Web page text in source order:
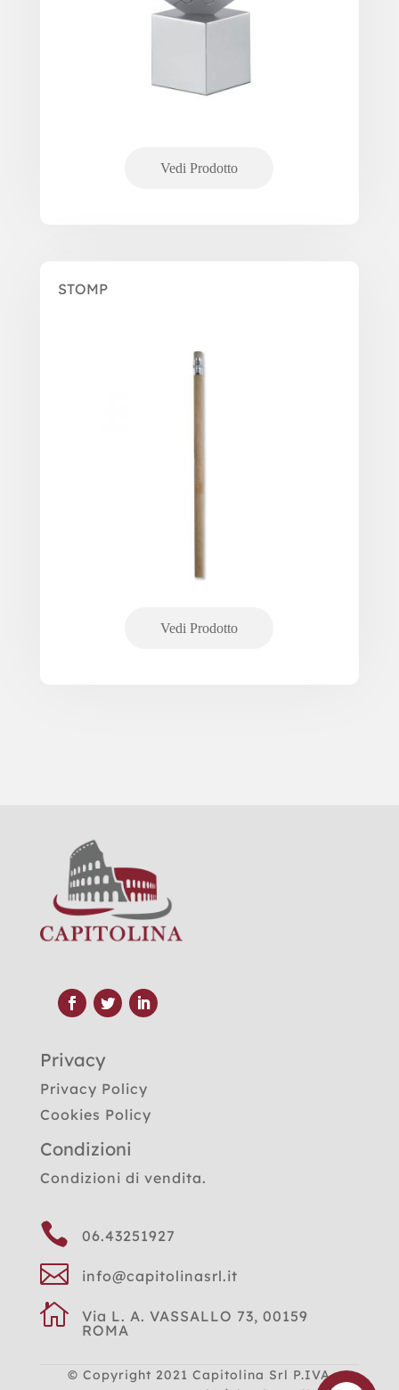
STOMP
Privacy
Privacy Policy
Cookies Policy
Condizioni
Condizioni di vendita.
 06.43251927
 info@capitolinasrl.it

Via L. A. VASSALLO 73, 00159
ROMA
© Copyright 2021Capitolina Srl P.IVA